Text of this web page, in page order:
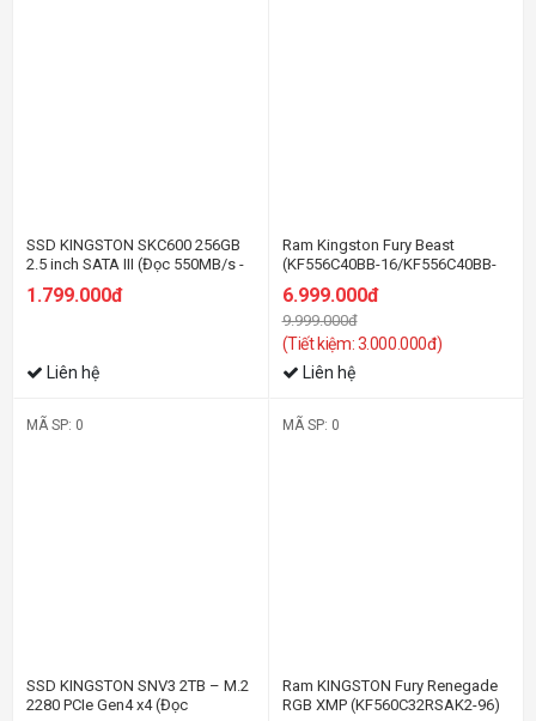
SSD KINGSTON SKC600 256GB
2.5 inch SATA III (Đọc 550MB/s -
Ghi 500MB/s) - (SKC600/256GB)
1.799.000đ
Liên hệ
Ram Kingston Fury Beast
(KF556C40BB-16/KF556C40BB-
16WP) 16GB (1x16GB) DDR5
5600MHz
6.999.000đ
9.999.000đ
(Tiết kiệm: 3.000.000đ)
Liên hệ
MÃ SP: 0
SSD KINGSTON SNV3 2TB – M.2
2280 PCIe Gen4 x4 (Đọc
MÃ SP: 0
Ram KINGSTON Fury Renegade
RGB XMP (KF560C32RSAK2-96)